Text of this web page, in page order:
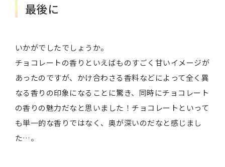
最後に
いかがでしたでしょうか。
チョコレートの香りといえばものすごく甘いイメージが
あったのですが、かけ合わさる香料などによって全く異
なる香りの印象になることに驚き、同時にチョコレート
の香りの魅力だなと思いました！チョコレートといって
も単一的な香りではなく、奥が深いのだなと感じまし
た…。